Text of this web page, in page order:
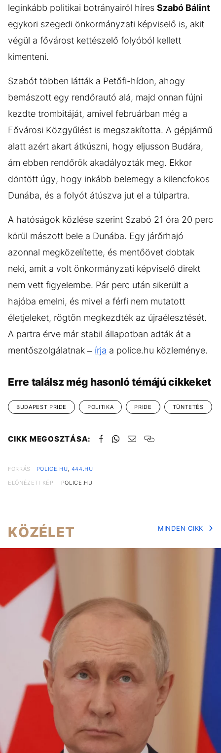
leginkább politikai botrányairól híres Szabó Bálint
egykori szegedi önkormányzati képviselő is, akit
végül a fővárost kettészelő folyóból kellett
kimenteni.
Szabót többen látták a Petőfi-hídon, ahogy
bemászott egy rendőrautó alá, majd onnan fújni
kezdte trombitáját, amivel februárban még a
Fővárosi Közgyűlést is megszakította. A gépjármű
alatt azért akart átkúszni, hogy eljusson Budára,
ám ebben rendőrök akadályozták meg. Ekkor
döntött úgy, hogy inkább belemegy a kilencfokos
Dunába, és a folyót átúszva jut el a túlpartra.
A hatóságok közlése szerint Szabó 21 óra 20 perc
körül mászott bele a Dunába. Egy járőrhajó
azonnal megközelítette, és mentőövet dobtak
neki, amit a volt önkormányzati képviselő direkt
nem vett figyelembe. Pár perc után sikerült a
hajóba emelni, és mivel a férfi nem mutatott
életjeleket, rögtön megkezdték az újraélesztését.
A partra érve már stabil állapotban adták át a
mentőszolgálatnak – írja a police.hu közleménye.
Erre találsz még hasonló témájú cikkeket
BUDAPEST PRIDE POLITIKA PRIDE TÜNTETÉS
CIKK MEGOSZTÁSA:
FORRÁS POLICE.HU, 444.HU
ELŐNÉZETI KÉP:
POLICE.HU
KÖZÉLET MINDEN CIKK